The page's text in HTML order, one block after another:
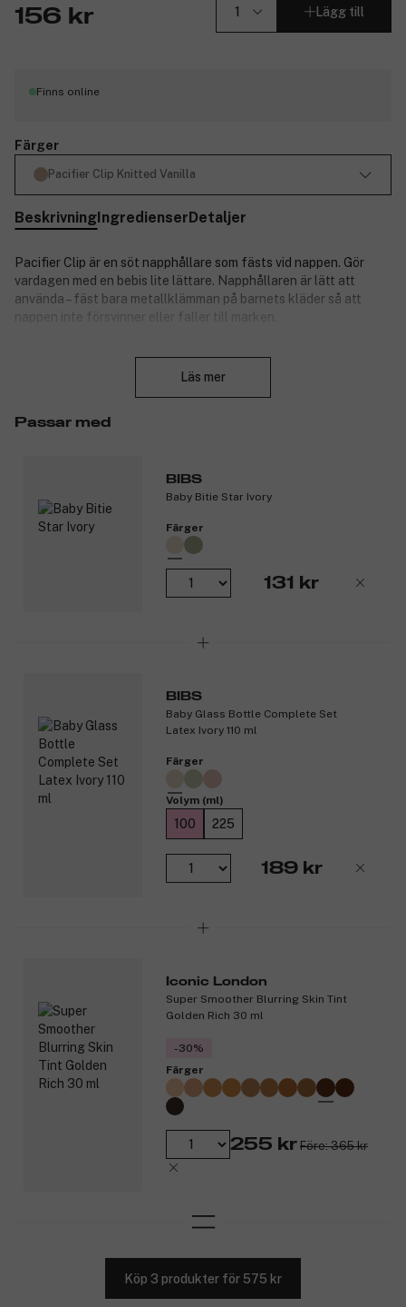
156 kr Lägg till
Finns online
Färger
Pacifier Clip Knitted Vanilla
BeskrivningIngredienserDetaljer
Pacifier Clip är en söt napphållare som fästs vid nappen. Gör
vardagen med en bebis lite lättare. Napphållaren är lätt att
använda – fäst bara metallklämman på barnets kläder så att
nappen inte försvinner eller faller till marken.
ekologisk bomull, trä och nickelfri metall. Passar de flesta
nappar och mäter standardstorleken 22 centimeter för att
uppfylla specifika regler. Överensstämmer med EU-standarden
Läs mer
Passar med
BIBS
Baby Bitie Star Ivory
Färger
131 kr
BIBS
Baby Glass Bottle Complete Set
Latex Ivory 110 ml
Färger
Volym (ml)
100 225
189 kr
Iconic London
Super Smoother Blurring Skin Tint
Golden Rich 30 ml
-30%
Färger
255 kr Före: 365 kr
Köp 3 produkter för 575 kr